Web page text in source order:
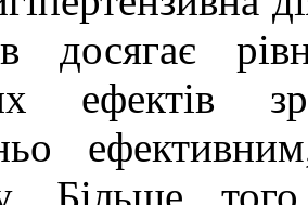
досягає
ефектів